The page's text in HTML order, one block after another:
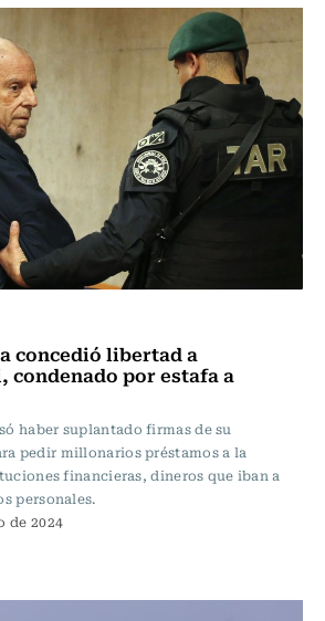
concedió libertad a
condenado por estafa a
haber suplantado firmas de su
pedir millonarios préstamos a la
financieras, dineros que iban a
personales.
de 2024